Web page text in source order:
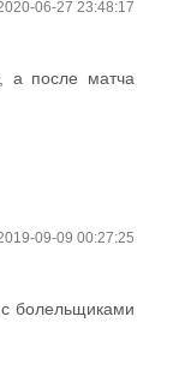
06-27 23:48:17
а после матча
09-09 00:27:25
с болельщиками